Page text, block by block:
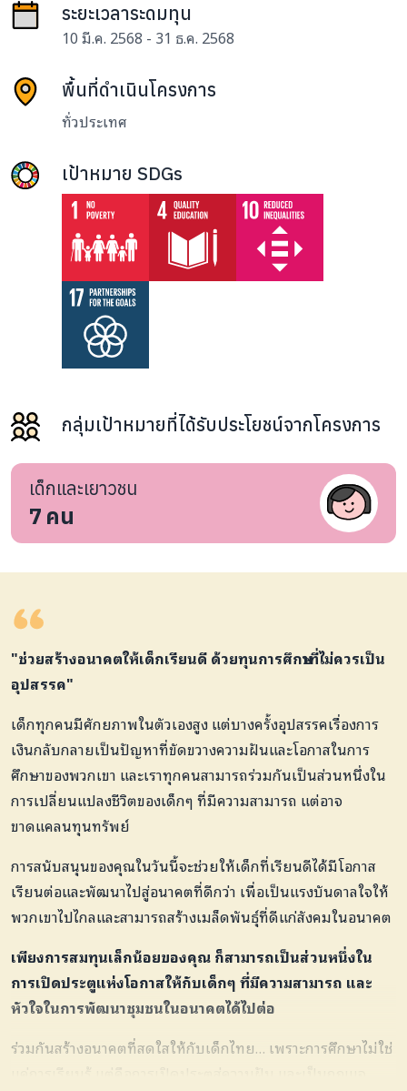
ระยะเวลาระดมทุน
10 มี.ค. 2568 - 31 ธ.ค. 2568
พื้นที่ดำเนินโครงการ
ทั่วประเทศ
เป้าหมาย SDGs
กลุ่มเป้าหมายที่ได้รับประโยชน์จากโครงการ
เด็กและเยาวชน
7 คน
"ช่วยสร้างอนาคตให้เด็กเรียนดี ด้วยทุนการศึกษาที่ไม่ควรเป็น
อุปสรรค"
เด็กทุกคนมีศักยภาพในตัวเองสูง แต่บางครั้งอุปสรรคเรื่องการ
เงินกลับกลายเป็นปัญหาที่ขัดขวางความฝันและโอกาสในการ
ศึกษาของพวกเขา และเราทุกคนสามารถร่วมกันเป็นส่วนหนึ่งใน
การเปลี่ยนแปลงชีวิตของเด็กๆ ที่มีความสามารถ แต่อาจ
ขาดแคลนทุนทรัพย์
การสนับสนุนของคุณในวันนี้จะช่วยให้เด็กที่เรียนดีได้มีโอกาส
เรียนต่อและพัฒนาไปสู่อนาคตที่ดีกว่า เพื่อเป็นแรงบันดาลใจให้
พวกเขาไปไกลและสามารถสร้างเมล็ดพันธุ์ที่ดีแก่สังคมในอนาคต
เพียงการสมทุนเล็กน้อยของคุณ ก็สามารถเป็นส่วนหนึ่งใน
การเปิดประตูแห่งโอกาสให้กับเด็กๆ ที่มีความสามารถ และ
หัวใจในการพัฒนาชุมชนในอนาคตได้ไปต่อ
ร่วมกันสร้างอนาคตที่สดใสให้กับเด็กไทย… เพราะการศึกษาไม่ใช่